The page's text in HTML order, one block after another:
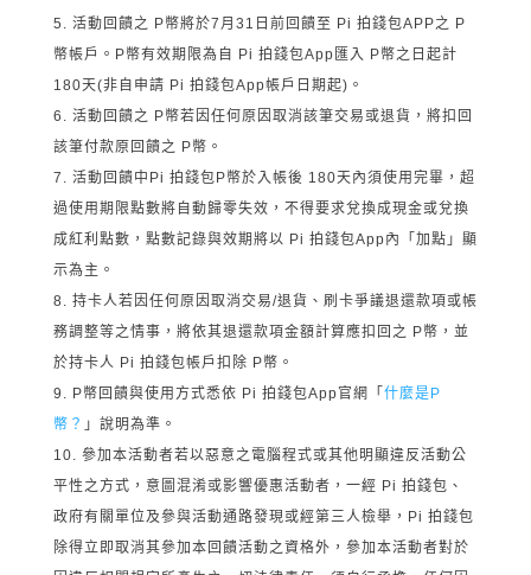
活動回饋之 P幣將於7月31日前回饋至 Pi 拍錢包APP之 P
幣帳戶。P幣有效期限為自 Pi 拍錢包App匯入 P幣之日起計
180天(非自申請 Pi 拍錢包App帳戶日期起)。
活動回饋之 P幣若因任何原因取消該筆交易或退貨，將扣回
該筆付款原回饋之 P幣。
活動回饋中Pi 拍錢包P幣於入帳後 180天內須使用完畢，超
過使用期限點數將自動歸零失效，不得要求兌換成現金或兌換
成紅利點數，點數記錄與效期將以 Pi 拍錢包App內「加點」顯
示為主。
持卡人若因任何原因取消交易/退貨、刷卡爭議退還款項或帳
務調整等之情事，將依其退還款項金額計算應扣回之 P幣，並
於持卡人 Pi 拍錢包帳戶扣除 P幣。
P幣回饋與使用方式悉依 Pi 拍錢包App官網「 什麼是P
幣？ 」說明為準。
參加本活動者若以惡意之電腦程式或其他明顯違反活動公
平性之方式，意圖混淆或影響優惠活動者，一經 Pi 拍錢包、
政府有關單位及參與活動通路發現或經第三人檢舉，Pi 拍錢包
除得立即取消其參加本回饋活動之資格外，參加本活動者對於